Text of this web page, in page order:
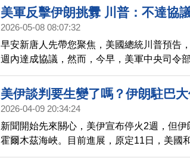
襲，不過，伊朗並沒有透露鎖定打擊的美軍
美軍反擊伊朗挑釁 川普：不達協
2026-05-08 08:07:32
早安新唐人先帶您聚焦，美國總統川普預告
週內達成協議，然而，今早，美軍中央司令
7日三艘美軍驅逐艦穿越霍爾木茲海峽時，
無人機和小型船隻，美方即時攔截，沒有裝
美伊談判要生變了嗎？伊朗駐巴
2026-04-09 20:34:24
新聞開始先來關心，美伊宣布停火2週，但
霍爾木茲海峽。目前進展，原定11日，美國
判，就要在巴基斯坦的首都，伊斯蘭堡舉辦